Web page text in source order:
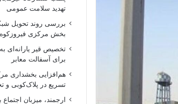
تهدید سلامت عمومی
بررسی روند تحویل
بخش مرکزی فیروزکوه
تخصیص قیر یارانه‌ای
برای آسفالت معابر
هم‌افزایی بخشداری
تسریع در پلاک‌کوبی و
ارجمند، میزبان